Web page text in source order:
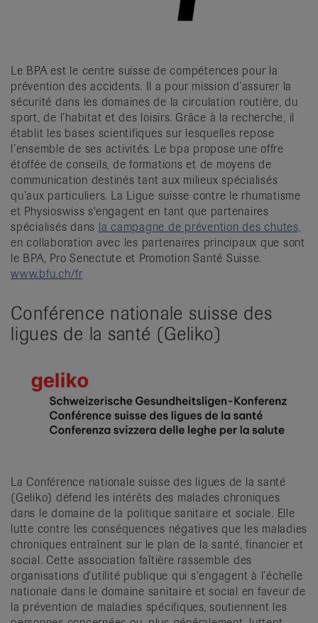
Le BPA est le centre suisse de compétences pour la
prévention des accidents. Il a pour mission d’assurer la
sécurité dans les domaines de la circulation routière, du
sport, de l’habitat et des loisirs. Grâce à la recherche, il
établit les bases scientifiques sur lesquelles repose
l’ensemble de ses activités. Le bpa propose une offre
étoffée de conseils, de formations et de moyens de
communication destinés tant aux milieux spécialisés
qu’aux particuliers. La Ligue suisse contre le rhumatisme
et Physioswiss s'engagent en tant que partenaires
spécialisés dans la campagne de prévention des chutes,
en collaboration avec les partenaires principaux que sont
le BPA, Pro Senectute et Promotion Santé Suisse.
www.bfu.ch/fr
Conférence nationale suisse des
ligues de la santé (Geliko)
La Conférence nationale suisse des ligues de la santé
(Geliko) défend les intérêts des malades chroniques
dans le domaine de la politique sanitaire et sociale. Elle
lutte contre les conséquences négatives que les maladies
chroniques entraînent sur le plan de la santé, financier et
social. Cette association faîtière rassemble des
organisations d’utilité publique qui s’engagent à l’échelle
nationale dans le domaine sanitaire et social en faveur de
la prévention de maladies spécifiques, soutiennent les